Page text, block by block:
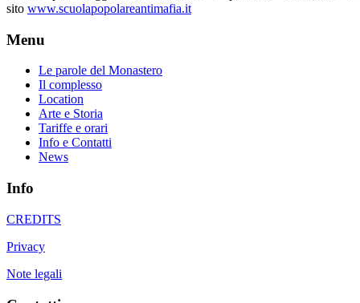
sito www.scuolapopolareantimafia.it
Menu
Le parole del Monastero
Il complesso
Location
Arte e Storia
Tariffe e orari
Info e Contatti
News
Info
CREDITS
Privacy
Note legali